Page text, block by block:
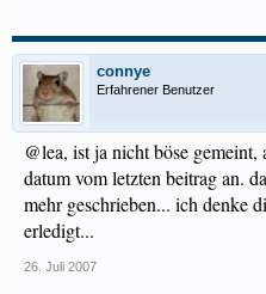
connye
Erfahrener Benutzer
@lea, ist ja nicht böse
datum vom letzten beitrag an.
mehr geschrieben... ich denke
erledigt...
26. Juli 2007